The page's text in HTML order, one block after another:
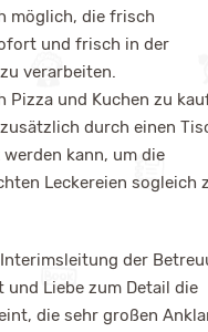
möglich, die frisch
und frisch in der
verarbeiten.
Pizza und Kuchen zu
durch einen
kann, um die
Leckereien sogleich
der
und Liebe zum Detail die
die sehr großen